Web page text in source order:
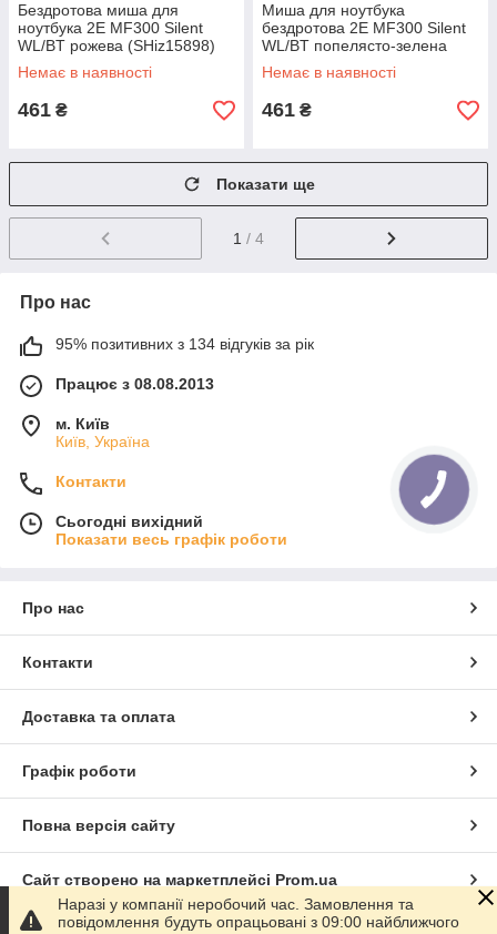
Бездротова миша для
ноутбука 2E MF300 Silent
WL/BT рожева (SHiz15898)
Немає в наявності
461 ₴
Миша для ноутбука
бездротова 2E MF300 Silent
WL/BT попелясто-зелена
(SHiz15897)
Немає в наявності
461 ₴
Показати ще
1 / 4
Про нас
95% позитивних з 134 відгуків за рік
Працює з 08.08.2013
м. Київ
Київ, Україна
Контакти
Сьогодні вихідний
Показати весь графік роботи
Про нас
Контакти
Доставка та оплата
Графік роботи
Повна версія сайту
Сайт створено на маркетплейсі Prom.ua
Наразі у компанії неробочий час. Замовлення та
повідомлення будуть опрацьовані з 09:00 найближчого